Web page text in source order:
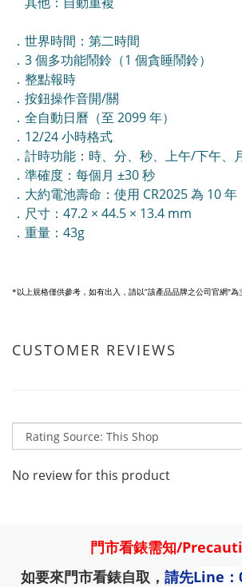
．世界時間：第二時間
．3 個多功能鬧鈴（1 個貪睡鬧鈴）
．整點報時
．按鈕操作音開/關
．全自動日曆（至 2099 年）
．12/24 小時格式
．計時功能：時、分、秒、上午/下午、
．準確度：每個月 ±30 秒
．大約電池壽命：使用 CR2025 為 10 年
．尺寸：47.2 × 44.5 × 13.4 mm
．重量：43g
*以上規格僅供參考，如有出入，請以“該產品品牌之公司官網"為
CUSTOMER REVIEWS
No review for this product
門市看錶需知/
如要來門市看錶自取， 請先Line：